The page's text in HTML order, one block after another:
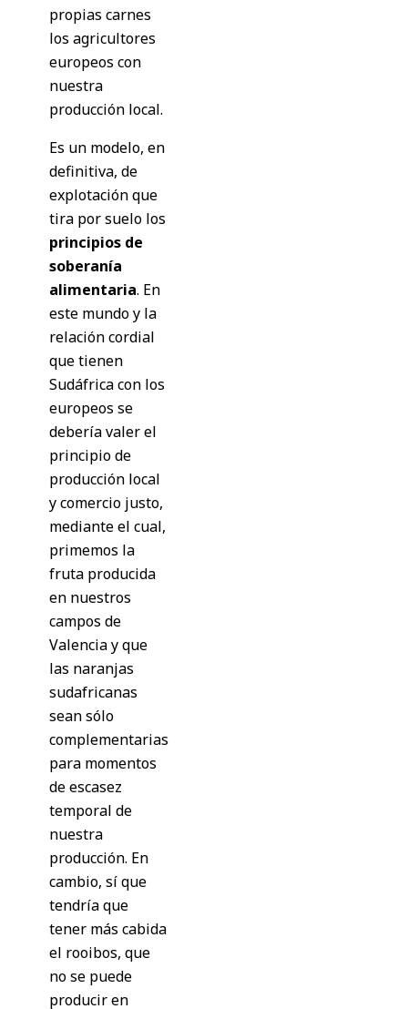
propias carnes
los agricultores
europeos con
nuestra
producción local.
Es un modelo, en
definitiva, de
explotación que
tira por suelo los
principios de
soberanía
alimentaria. En
este mundo y la
relación cordial
que tienen
Sudáfrica con los
europeos se
debería valer el
principio de
producción local
y comercio justo,
mediante el cual,
primemos la
fruta producida
en nuestros
campos de
Valencia y que
las naranjas
sudafricanas
sean sólo
complementarias
para momentos
de escasez
temporal de
nuestra
producción. En
cambio, sí que
tendría que
tener más cabida
el rooibos, que
no se puede
producir en